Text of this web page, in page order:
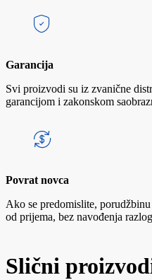
Garancija
Svi proizvodi su iz zvanične
garancijom i zakonskom
Povrat novca
Ako se predomislite,
od prijema, bez navođenja
Slični